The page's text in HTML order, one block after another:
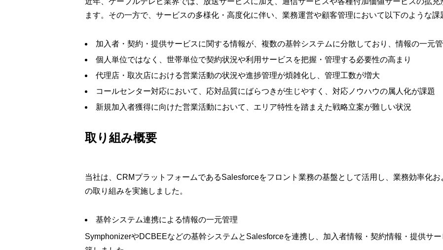
ます。その一方で、サービスの多様化・高度化に伴い、業務運営や顧客管理において以下のような課
加入者・契約・提供サービスに関する情報が、複数の基幹システムに分散しており、情報の一元
個人単位ではなく、世帯単位で契約状況や利用サービスを把握・管理する必要性の高まり
代理店・取次店における営業活動の状況や進捗管理が煩雑化し、管理工数が増大
コールセンター対応において、応対品質にばらつきが生じやすく、対応ノウハウの属人化が課題
新規加入者獲得に向けた営業活動において、エリア特性を踏まえた戦略立案が難しい状況
取り組み概要
当社は、CRMプラットフォームであるSalesforceをフロント業務の基盤として活用し、業務効率化
の取り組みを実施しました。
基幹システム連携による情報の一元管理
SymphonizerやDCBEEなどの基幹システムとSalesforceを連携し、加入者情報・契約情報・提供サ